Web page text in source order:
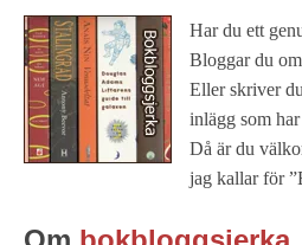
Har du ett
Bloggar du
Eller skriver
inlägg som
Då är du
jag kallar för